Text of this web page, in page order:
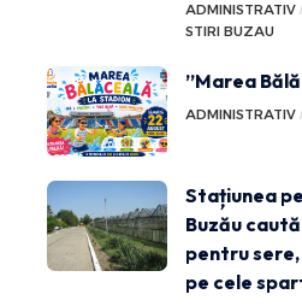
ADMINISTRATIV
STIRI BUZAU
”Marea
ADMINISTRATIV
Stațiunea
Buzău
pentru sere,
pe cele